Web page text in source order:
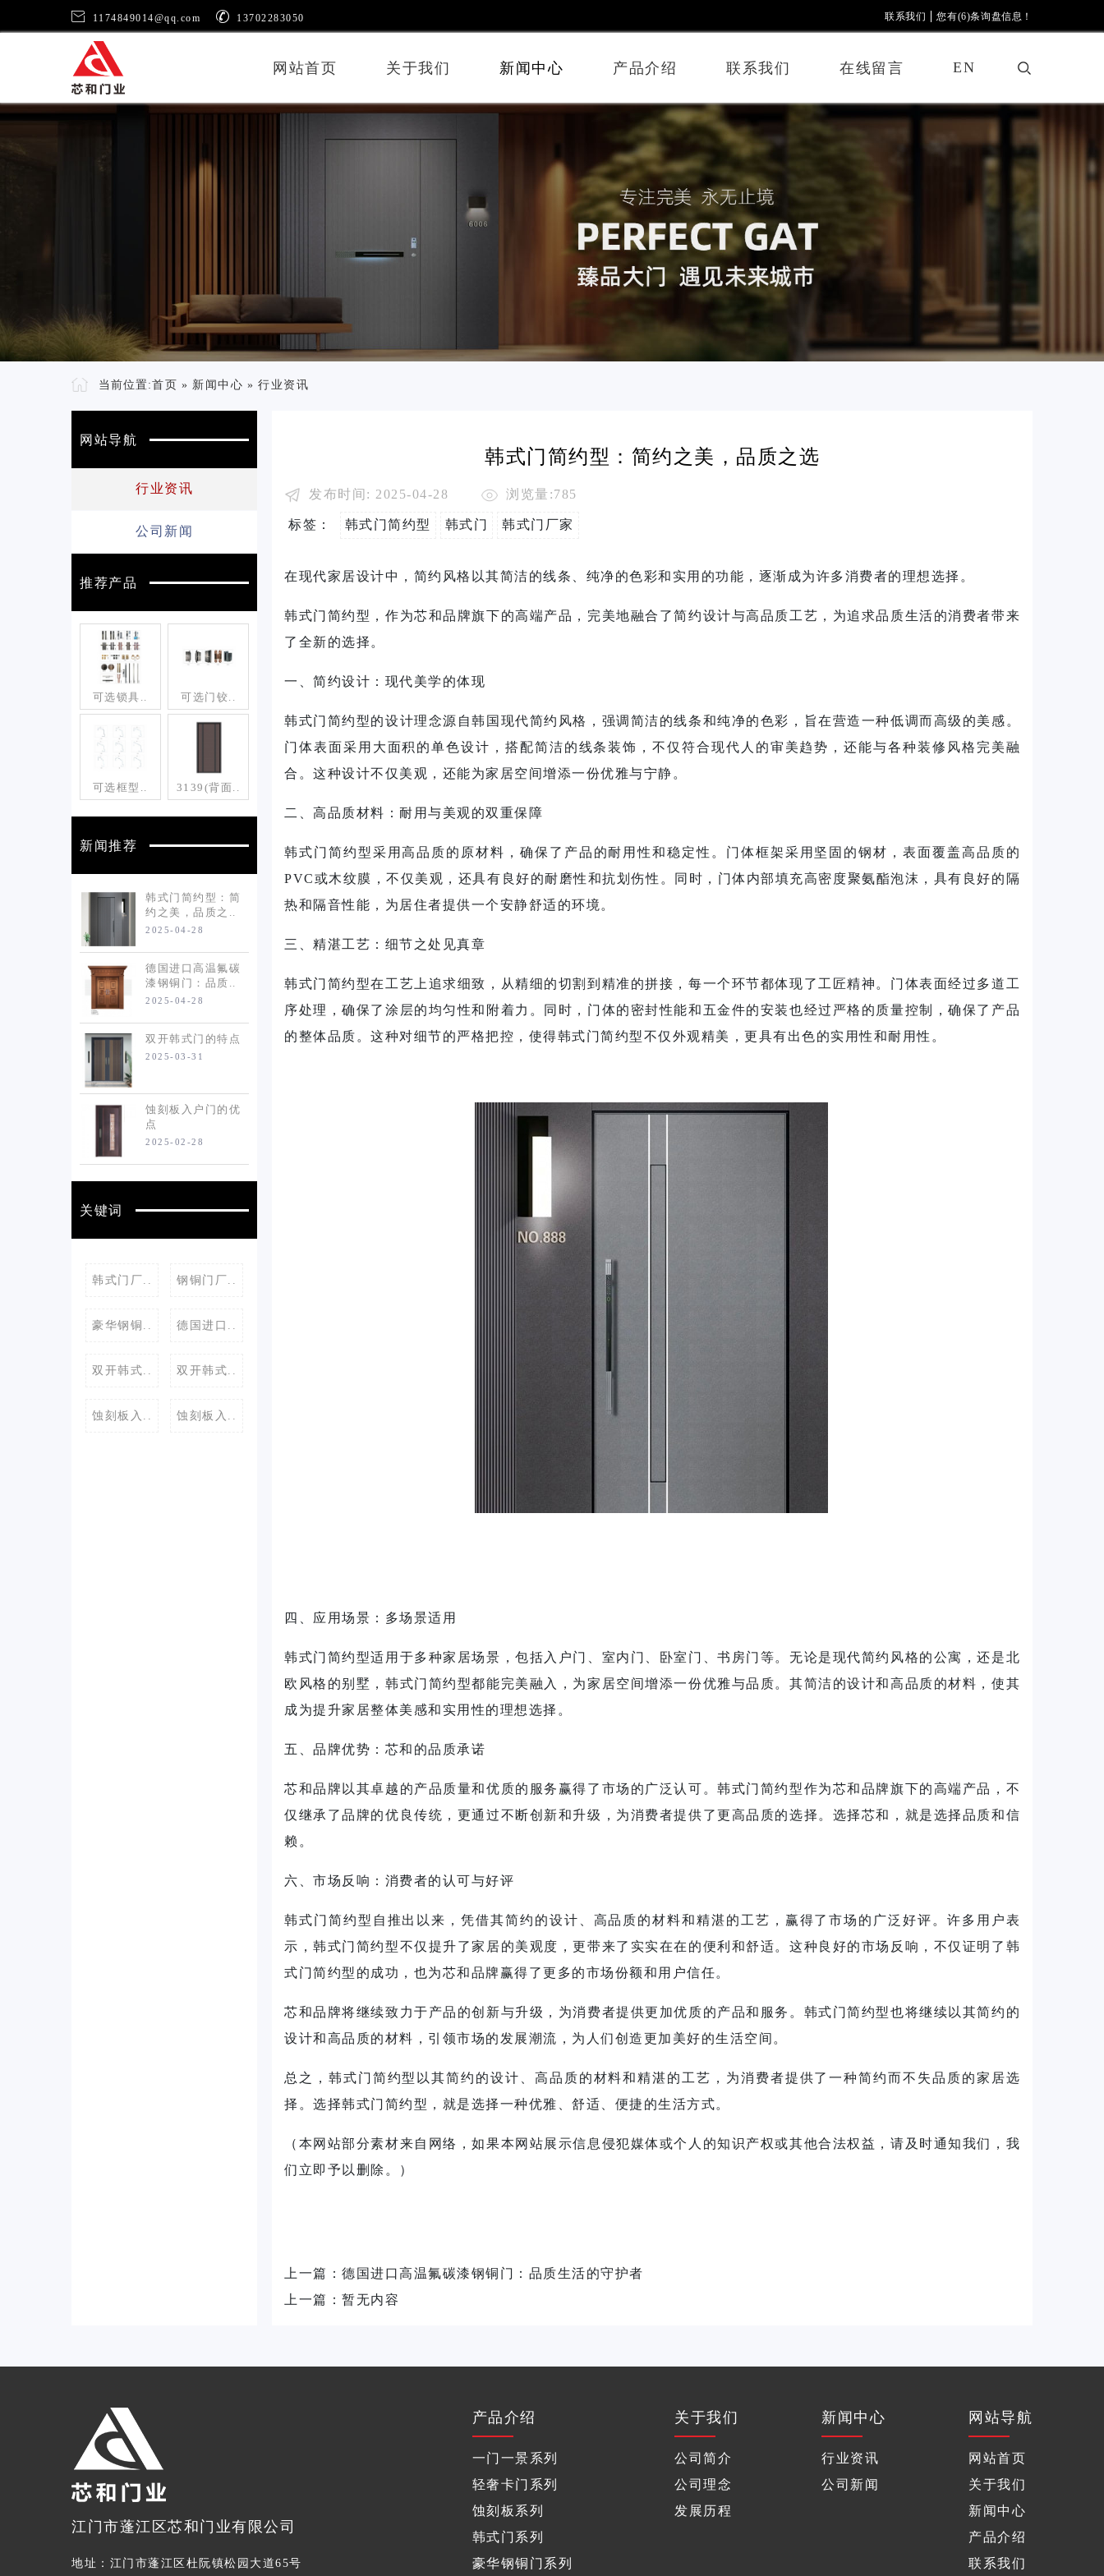
 1174849014@qq.com  13702283050 联系我们 您有(6)条询盘信息！
网站首页 关于我们 新闻中心 产品介绍 联系我们 在线留言 EN
当前位置:首页 » 新闻中心 » 行业资讯
网站导航
行业资讯
公司新闻
推荐产品
可选锁具.. 可选门铰..
可选框型.. 3139(背面..
新闻推荐
韩式门简约型：简
约之美，品质之..
2025-04-28
德国进口高温氟碳
漆钢铜门：品质..
2025-04-28
双开韩式门的特点
2025-03-31
蚀刻板入户门的优
点
2025-02-28
关键词
韩式门厂.. 钢铜门厂..
豪华钢铜.. 德国进口..
双开韩式.. 双开韩式..
蚀刻板入.. 蚀刻板入..
韩式门简约型：简约之美，品质之选
发布时间: 2025-04-28 浏览量:785
标签： 韩式门简约型 韩式门 韩式门厂家
在现代家居设计中，简约风格以其简洁的线条、纯净的色彩和实用的功能，逐渐成为许多消费者的理想选择。
韩式门简约型 ，作为芯和品牌旗下的高端产品，完美地融合了简约设计与高品质工艺，为追求品质生活的消费者带来
了全新的选择。
一、简约设计：现代美学的体现
韩式门简约型的设计理念源自韩国现代简约风格，强调简洁的线条和纯净的色彩，旨在营造一种低调而高级的美感。
门体表面采用大面积的单色设计，搭配简洁的线条装饰，不仅符合现代人的审美趋势，还能与各种装修风格完美融
合。这种设计不仅美观，还能为家居空间增添一份优雅与宁静。
二、高品质材料：耐用与美观的双重保障
韩式门简约型采用高品质的原材料，确保了产品的耐用性和稳定性。门体框架采用坚固的钢材，表面覆盖高品质的
PVC或木纹膜，不仅美观，还具有良好的耐磨性和抗划伤性。同时，门体内部填充高密度聚氨酯泡沫，具有良好的隔
热和隔音性能，为居住者提供一个安静舒适的环境。
三、精湛工艺：细节之处见真章
韩式门简约型在工艺上追求细致，从精细的切割到精准的拼接，每一个环节都体现了工匠精神。门体表面经过多道工
序处理，确保了涂层的均匀性和附着力。同时，门体的密封性能和五金件的安装也经过严格的质量控制，确保了产品
的整体品质。这种对细节的严格把控，使得韩式门简约型不仅外观精美，更具有出色的实用性和耐用性。
四、应用场景：多场景适用
韩式门简约型适用于多种家居场景，包括入户门、室内门、卧室门、书房门等。无论是现代简约风格的公寓，还是北
欧风格的别墅， 韩式门简约型都能完美融入，为家居空间增添一份优雅与品质。其简洁的设计和高品质的材料，使其
成为提升家居整体美感和实用性的理想选择。
五、品牌优势：芯和的品质承诺
芯和品牌以其卓越的产品质量和优质的服务赢得了市场的广泛认可。韩式门简约型作为芯和品牌旗下的高端产品，不
仅继承了品牌的优良传统，更通过不断创新和升级，为消费者提供了更高品质的选择。选择芯和，就是选择品质和信
赖。
六、市场反响：消费者的认可与好评
韩式门简约型 自推出以来，凭借其简约的设计、高品质的材料和精湛的工艺，赢得了市场的广泛好评。许多用户表
示，韩式门简约型不仅提升了家居的美观度，更带来了实实在在的便利和舒适。这种良好的市场反响，不仅证明了 韩
式门简约型 的成功，也为芯和品牌赢得了更多的市场份额和用户信任。
芯和品牌将继续致力于产品的创新与升级，为消费者提供更加优质的产品和服务。 韩式门简约型也将继续以其简约的
设计和高品质的材料，引领市场的发展潮流，为人们创造更加美好的生活空间。
总之， 韩式门简约型 以其简约的设计、高品质的材料和精湛的工艺，为消费者提供了一种简约而不失品质的家居选
择。选择韩式门简约型 ，就是选择一种优雅、舒适、便捷的生活方式。
（本网站部分素材来自网络，如果本网站展示信息侵犯媒体或个人的知识产权或其他合法权益，请及时通知我们，我
们立即予以删除。）
上一篇： 德国进口高温氟碳漆钢铜门：品质生活的守护者
上一篇： 暂无内容
江门市蓬江区芯和门业有限公司
地址：江门市蓬江区杜阮镇松园大道65号
产品介绍
一门一景系列
轻奢卡门系列
蚀刻板系列
韩式门系列
豪华钢铜门系列
关于我们
公司简介
公司理念
发展历程
新闻中心
行业资讯
公司新闻
网站导航
网站首页
关于我们
新闻中心
产品介绍
联系我们